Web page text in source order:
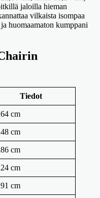
jaloilla hieman
vilkaista isompaa
huomaamaton kumppani
Tiedot
cm
cm
cm
cm
cm